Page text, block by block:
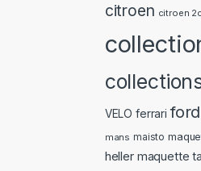
citroen citroen
VELO ferrari ford
mans maisto
heller maquette